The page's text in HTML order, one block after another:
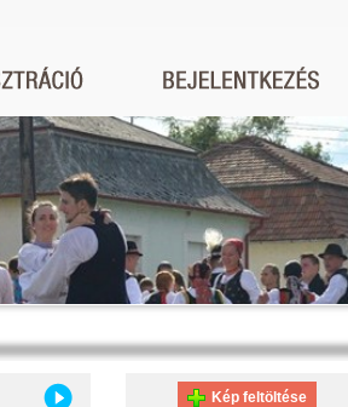
Kép feltöltése